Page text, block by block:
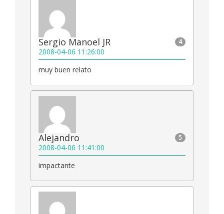
4
Sergio Manoel JR
2008-04-06 11:26:00
muy buen relato
5
Alejandro
2008-04-06 11:41:00
impactante